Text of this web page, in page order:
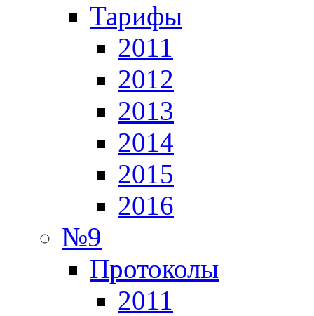
Тарифы
2011
2012
2013
2014
2015
2016
№9
Протоколы
2011